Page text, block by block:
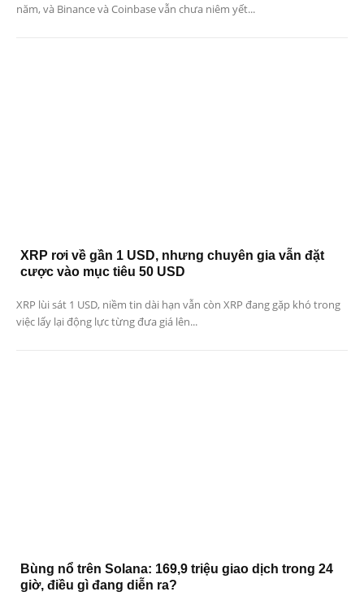
năm, và Binance và Coinbase vẫn chưa niêm yết...
XRP rơi về gần 1 USD, nhưng chuyên gia vẫn đặt
cược vào mục tiêu 50 USD
XRP lùi sát 1 USD, niềm tin dài hạn vẫn còn XRP đang gặp khó trong
việc lấy lại động lực từng đưa giá lên...
Bùng nổ trên Solana: 169,9 triệu giao dịch trong 24
giờ, điều gì đang diễn ra?